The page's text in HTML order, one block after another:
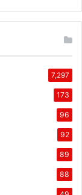
7,297
173
96
92
89
88